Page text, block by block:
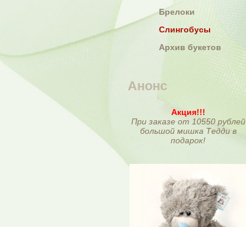
Брелоки
Слингобусы
Архив букетов
Анонс
Акция!!!
При заказе от 10550 рублей
большой мишка Тедди в
подарок!